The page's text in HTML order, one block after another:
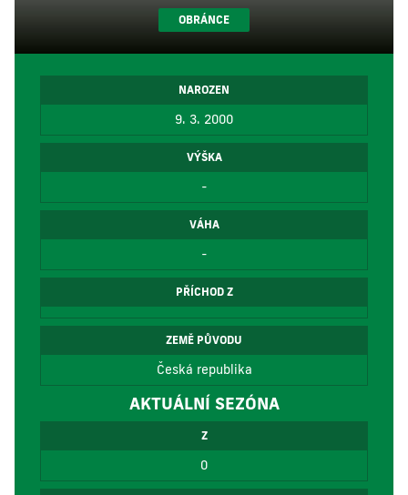
OBRÁNCE
NAROZEN
9. 3. 2000
VÝŠKA
-
VÁHA
-
PŘÍCHOD Z
ZEMĚ PŮVODU
Česká republika
AKTUÁLNÍ SEZÓNA
Z
0